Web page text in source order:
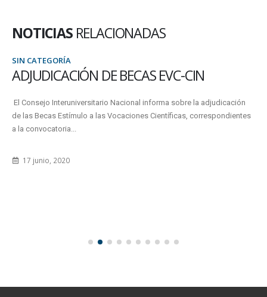
NOTICIAS RELACIONADAS
SIN CATEGORÍA
ADJUDICACIÓN DE BECAS EVC-CIN
El Consejo Interuniversitario Nacional informa sobre la adjudicación
de las Becas Estímulo a las Vocaciones Científicas, correspondientes
a la convocatoria...
17 junio, 2020